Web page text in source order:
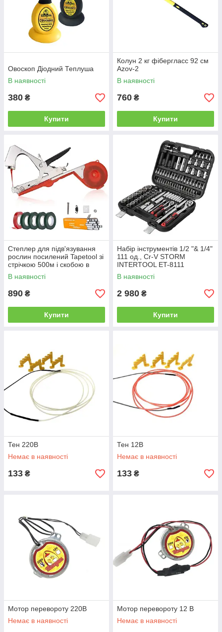
Овоскоп Діодний Теплуша
В наявності
380 ₴
Купити
Колун 2 кг фібергласс 92 см
Azov-2
В наявності
760 ₴
Купити
Степлер для підв'язування
рослин посилений Tapetool зі
стрічкою 500м і скобою в
комплекті
В наявності
890 ₴
Купити
Набір інструментів 1/2 "& 1/4"
111 од., Cr-V STORM
INTERTOOL ET-8111
В наявності
2 980 ₴
Купити
Тен 220В
Немає в наявності
133 ₴
Тен 12В
Немає в наявності
133 ₴
Мотор перевороту 220В
Немає в наявності
Мотор перевороту 12 В
Немає в наявності